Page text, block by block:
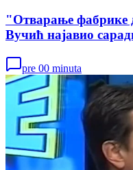
"Отварање фабрике
Вучић најавио
pre 00 minuta